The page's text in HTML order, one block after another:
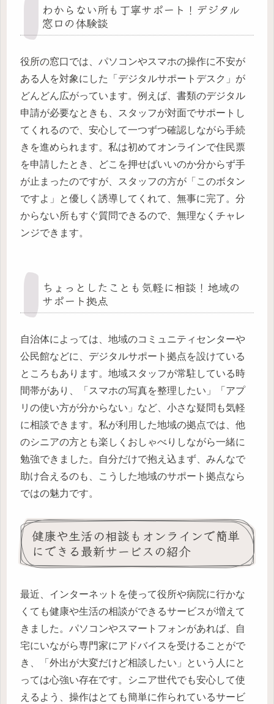
わからない所も丁寧サポート！デジタル
窓口の体験談
役所の窓口では、パソコンやスマホの操作に不安が
ある人を対象にした「デジタルサポートデスク」が
どんどん広がっています。例えば、書類のデジタル
申請が必要なときも、スタッフが対面でサポートし
てくれるので、安心して一つずつ確認しながら手続
きを進められます。私は初めてオンラインで住民票
を申請したとき、どこを押せばいいのか分からず手
が止まったのですが、スタッフの方が「このボタン
ですよ」と優しく誘導してくれて、無事に完了。分
からない所もすぐ質問できるので、無理なくチャレ
ンジできます。
ちょっとしたことも気軽に相談！地域の
サポート拠点
自治体によっては、地域のコミュニティセンターや
公民館などに、デジタルサポート拠点を設けている
ところもあります。地域スタッフが常駐している時
間帯があり、「スマホの写真を整理したい」「アプ
リの使い方が分からない」など、小さな疑問も気軽
に相談できます。私が利用した地域の拠点では、他
のシニアの方とも楽しくおしゃべりしながら一緒に
勉強できました。自分だけで抱え込まず、みんなで
助け合えるのも、こうした地域のサポート拠点なら
ではの魅力です。
健康や生活の相談もオンラインで簡単
にできる最新サービスの紹介
最近、インターネットを使って役所や病院に行かな
くても健康や生活の相談ができるサービスが増えて
きました。パソコンやスマートフォンがあれば、自
宅にいながら専門家にアドバイスを受けることがで
き、「外出が大変だけど相談したい」という人にと
っては心強い存在です。シニア世代でも安心して使
えるよう、操作はとても簡単に作られているサービ